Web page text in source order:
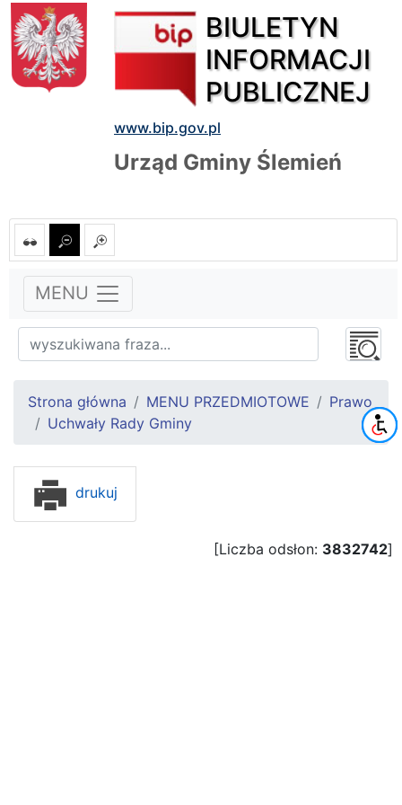
BIULETYN
INFORMACJI
PUBLICZNEJ
www.bip.gov.pl
Urząd Gminy Ślemień
MENU
Strona główna MENU PRZEDMIOTOWE
Prawo
Uchwały Rady Gminy
drukuj
[Liczba odsłon: 3832742]